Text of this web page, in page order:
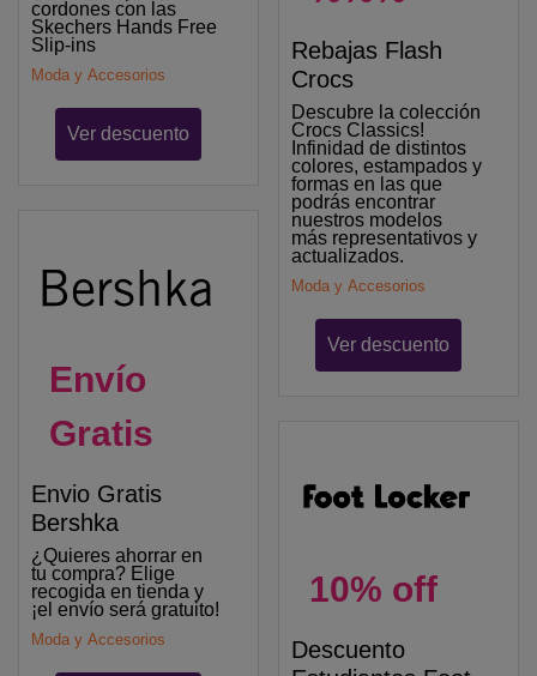
cordones con las
Skechers Hands Free
Slip-ins
Moda y Accesorios
Ver descuento
Envío
Gratis
Envio Gratis
Bershka
¿Quieres ahorrar en
tu compra? Elige
recogida en tienda y
¡el envío será gratuito!
Moda y Accesorios
Rebajas Flash
Crocs
Descubre la colección
Crocs Classics!
Infinidad de distintos
colores, estampados y
formas en las que
podrás encontrar
nuestros modelos
más representativos y
actualizados.
Moda y Accesorios
Ver descuento
10% off
Descuento